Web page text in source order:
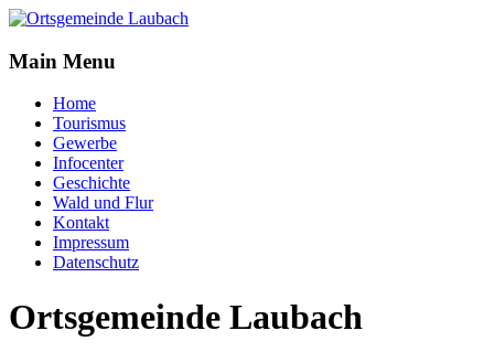
Main Menu
Home
Tourismus
Gewerbe
Infocenter
Geschichte
Wald und Flur
Kontakt
Impressum
Datenschutz
Ortsgemeinde Laubach